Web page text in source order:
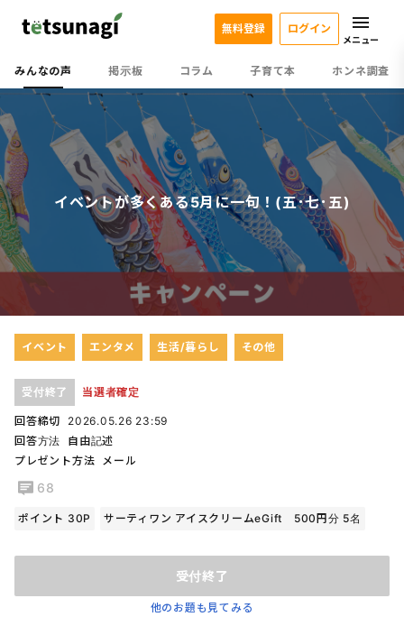
みんなの声 掲示板 コラム 子育て本 ホンネ調査
無料登録 ログイン
メニュー
イベントが多くある5月に一句！(五･七･五)
イベント エンタメ 生活/暮らし その他
受付終了 当選者確定
回答締切
2026.05.26 23:59
回答方法
自由記述
プレゼント方法
メール
68
ポイント 30P サーティワン アイスクリームeGift 500円分 5名
受付終了
他のお題も見てみる